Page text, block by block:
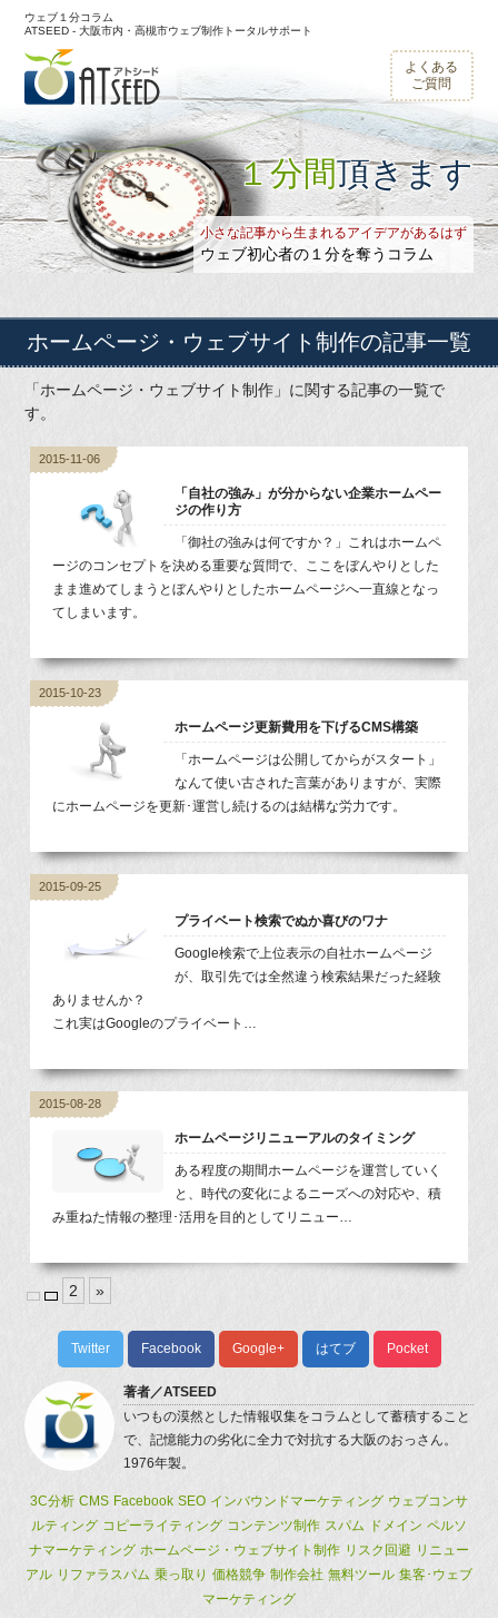
ウェブ１分コラム
ATSEED - 大阪市内・高槻市ウェブ制作トータルサポート
よくある
ご質問
１分間頂きます
小さな記事から生まれるアイデアがあるはず
ウェブ初心者の１分を奪うコラム
ホームページ・ウェブサイト制作の記事一覧
「ホームページ・ウェブサイト制作」に関する記事の一覧で
す。
「自社の強み」が分からない企業ホームペー
ジの作り方
「御社の強みは何ですか？」これはホームペ
ージのコンセプトを決める重要な質問で、ここをぼんやりとした
まま進めてしまうとぼんやりとしたホームページへ一直線となっ
てしまいます。
2015-11-06
ホームページ更新費用を下げるCMS構築
「ホームページは公開してからがスタート」
なんて使い古された言葉がありますが、実際
にホームページを更新･運営し続けるのは結構な労力です。
2015-10-23
プライベート検索でぬか喜びのワナ
Google検索で上位表示の自社ホームページ
が、取引先では全然違う検索結果だった経験
ありませんか？
これ実はGoogleのプライベート…
2015-09-25
ホームページリニューアルのタイミング
ある程度の期間ホームページを運営していく
と、時代の変化によるニーズへの対応や、積
み重ねた情報の整理･活用を目的としてリニュー…
2015-08-28
2 »
Twitter Facebook Google+ はてブ Pocket
著者／ATSEED
いつもの漠然とした情報収集をコラムとして蓄積すること
で、記憶能力の劣化に全力で対抗する大阪のおっさん。
1976年製。
3C分析 CMS Facebook SEO インバウンドマーケティング ウェブコンサ
ルティング コピーライティング コンテンツ制作 スパム ドメイン ペルソ
ナマーケティング ホームページ・ウェブサイト制作 リスク回避 リニュー
アル リファラスパム 乗っ取り 価格競争 制作会社 無料ツール 集客･ウェブ
マーケティング